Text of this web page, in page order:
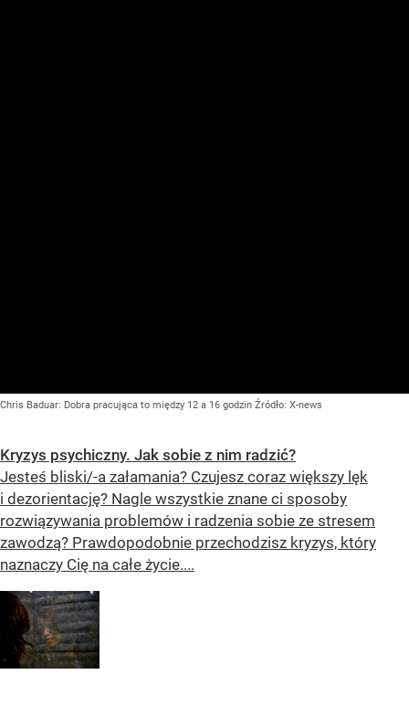
Chris Baduar: Dobra pracująca to między 12 a 16 godzin Źródło: X-news
Kryzys psychiczny. Jak sobie z nim radzić?
Jesteś bliski/-a załamania? Czujesz coraz większy lęk
i dezorientację? Nagle wszystkie znane ci sposoby
rozwiązywania problemów i radzenia sobie ze stresem
zawodzą? Prawdopodobnie przechodzisz kryzys, który
naznaczy Cię na całe życie....